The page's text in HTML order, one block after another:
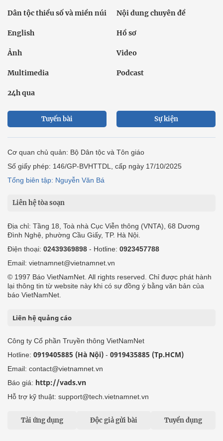
Dân tộc thiểu số và miền núi Nội dung chuyên đề
English Hồ sơ
Ảnh Video
Multimedia Podcast
24h qua
Tuyến bài Sự kiện
Cơ quan chủ quản: Bộ Dân tộc và Tôn giáo
Số giấy phép: 146/GP-BVHTTDL, cấp ngày 17/10/2025
Tổng biên tập: Nguyễn Văn Bá
Liên hệ tòa soạn
Địa chỉ: Tầng 18, Toà nhà Cục Viễn thông (VNTA), 68 Dương
Đình Nghệ, phường Cầu Giấy, TP. Hà Nội.
Điện thoại: 02439369898 - Hotline: 0923457788
Email: vietnamnet@vietnamnet.vn
© 1997 Báo VietNamNet. All rights reserved. Chỉ được phát hành
lại thông tin từ website này khi có sự đồng ý bằng văn bản của
báo VietNamNet.
Liên hệ quảng cáo
Công ty Cổ phần Truyền thông VietNamNet
Hotline: 0919405885 (Hà Nội) - 0919435885 (Tp.HCM)
Email: contact@vietnamnet.vn
Báo giá: http://vads.vn
Hỗ trợ kỹ thuật: support@tech.vietnamnet.vn
Tải ứng dụng Độc giả gửi bài Tuyển dụng